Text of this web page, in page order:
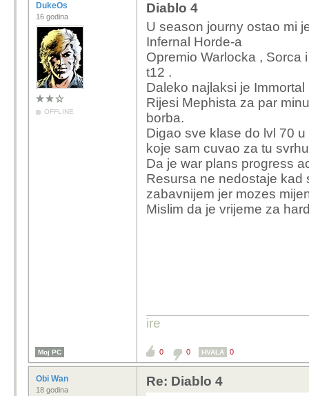
DukeOs
16 godina
OFFLINE
Diablo 4
U season journy ostao mi
Infernal Horde-a
Opremio Warlocka , Sorca
t12 .
Daleko najlaksi je
Rijesi Mephista za par
borba.
Digao sve klase do lvl 70
koje sam cuvao za tu
Da je war plans progress
Resursa ne nedostaje kad
zabavnijem jer mozes
Mislim da je vrijeme za
ire
Moj PC 0 0 HVALA 0
Obi Wan
18 godina
Re: Diablo 4